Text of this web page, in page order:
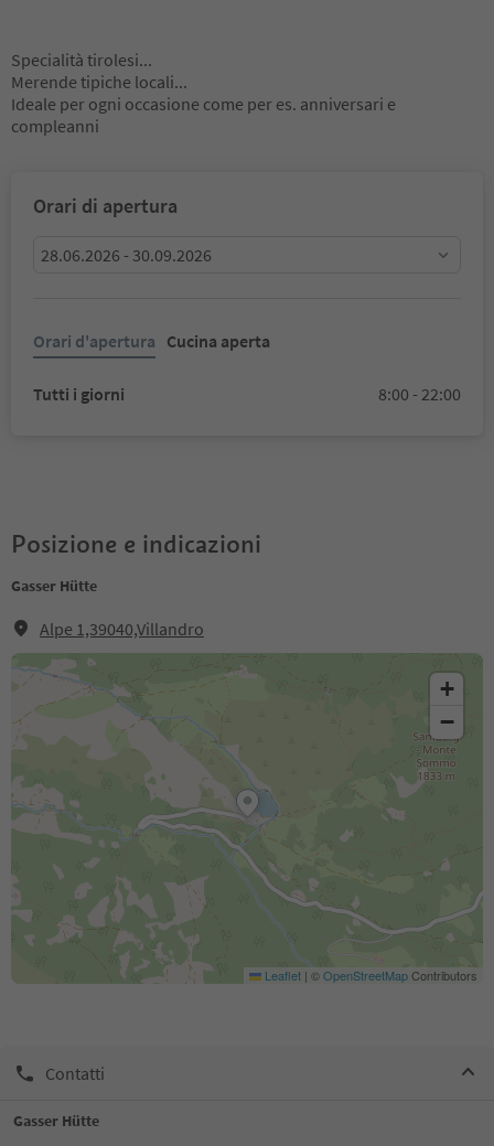
Specialità tirolesi...
Merende tipiche locali...
Ideale per ogni occasione come per es. anniversari e
compleanni
Orari di apertura
28.06.2026 - 30.09.2026
Orari d'apertura Cucina aperta
Tutti i giorni 8:00 - 22:00
Posizione e indicazioni
Gasser Hütte
Alpe 1,39040,Villandro
+
−
Leaflet | ©OpenStreetMapContributors
Contatti
Gasser Hütte